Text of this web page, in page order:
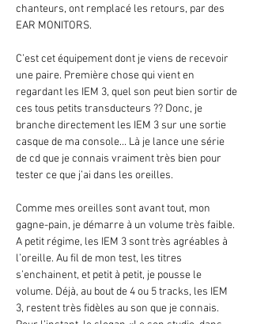
chanteurs, ont remplacé les retours, par des
EAR MONITORS.
C’est cet équipement dont je viens de recevoir
une paire. Première chose qui vient en
regardant les IEM 3, quel son peut bien sortir de
ces tous petits transducteurs ?? Donc, je
branche directement les IEM 3 sur une sortie
casque de ma console... Là je lance une série
de cd que je connais vraiment très bien pour
tester ce que j’ai dans les oreilles.
Comme mes oreilles sont avant tout, mon
gagne-pain, je démarre à un volume très faible.
A petit régime, les IEM 3 sont très agréables à
l’oreille. Au fil de mon test, les titres
s’enchainent, et petit à petit, je pousse le
volume. Déjà, au bout de 4 ou 5 tracks, les IEM
3, restent très fidèles au son que je connais.